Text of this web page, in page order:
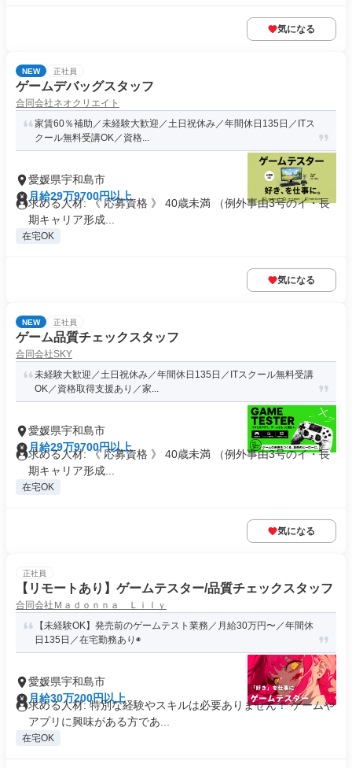
気になる
NEW 正社員
ゲームデバッグスタッフ
合同会社ネオクリエイト
家賃60％補助／未経験大歓迎／土日祝休み／年間休日135日／ITス
クール無料受講OK／資格...
愛媛県宇和島市
月給29万9700円以上
求める人材: 《 応募資格 》 40歳未満 （例外事由3号のイ・長
期キャリア形成...
在宅OK
気になる
NEW 正社員
ゲーム品質チェックスタッフ
合同会社SKY
未経験大歓迎／土日祝休み／年間休日135日／ITスクール無料受講
OK／資格取得支援あり／家...
愛媛県宇和島市
月給29万9700円以上
求める人材: 《 応募資格 》 40歳未満 （例外事由3号のイ・長
期キャリア形成...
在宅OK
気になる
正社員
【リモートあり】ゲームテスター/品質チェックスタッフ
合同会社Ｍａｄｏｎｎａ Ｌｉｌｙ
【未経験OK】発売前のゲームテスト業務／月給30万円〜／年間休
日135日／在宅勤務あり◉
愛媛県宇和島市
月給30万200円以上
求める人材: 特別な経験やスキルは必要ありません！ ゲームや
アプリに興味がある方であ...
在宅OK